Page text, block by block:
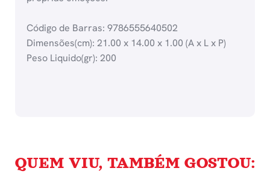
Código de Barras: 9786555640502
Dimensões(cm): 21.00 x 14.00 x 1.00 (A x L x P)
Peso Liquido(gr): 200
QUEM VIU, TAMBÉM GOSTOU: